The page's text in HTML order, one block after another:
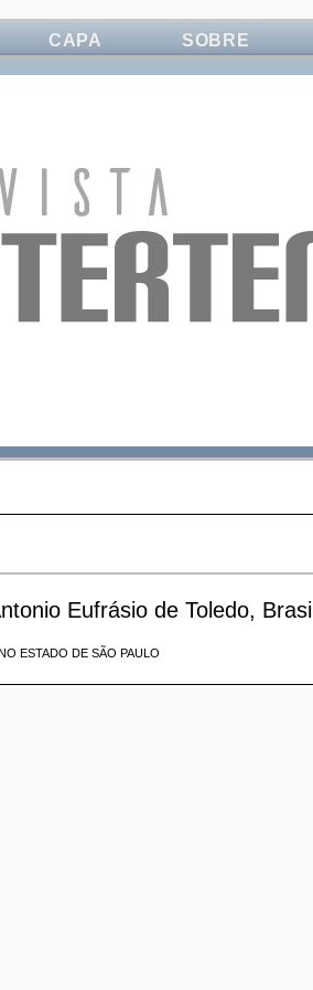
CAPA SOBRE
Eufrásio de Toledo, Brasil
ESTADO DE SÃO PAULO